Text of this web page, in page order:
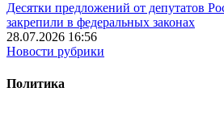
Десятки предложений от депутатов
закрепили в федеральных законах
28.07.2026 16:56
Новости рубрики
Политика